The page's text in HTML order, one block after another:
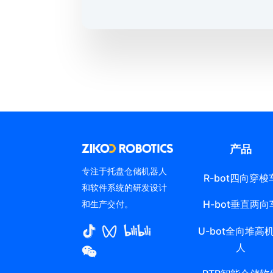
专注于托盘仓储机器人
和软件系统的研发设计
和生产交付。
产品
R-bot四向穿梭
H-bot垂直两向
U-bot全向堆高
人